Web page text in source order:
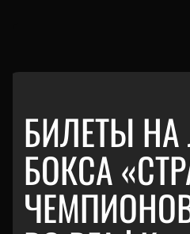
БИЛЕТЫ НА
БОКСА